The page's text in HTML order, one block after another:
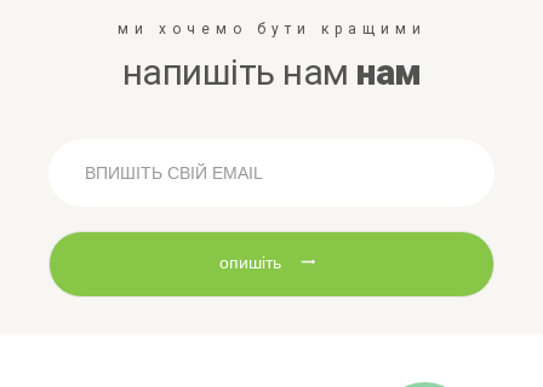
ми хочемо бути кращими
напишіть нам нам
опишіть